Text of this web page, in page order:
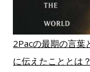
2Pacの最期の言葉
に伝えたこととは？